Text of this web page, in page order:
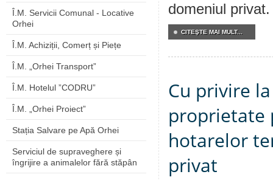
Î.M. Servicii Comunal - Locative
Orhei
Î.M. Achiziții, Comerț și Piețe
Î.M. „Orhei Transport”
Î.M. Hotelul ”CODRU”
Î.M. „Orhei Proiect”
Stația Salvare pe Apă Orhei
Serviciul de supraveghere și
îngrijire a animalelor fără stăpân
domeniul privat.
CITEŞTE MAI MULT...
Cu privire
proprietate
hotarelor
privat